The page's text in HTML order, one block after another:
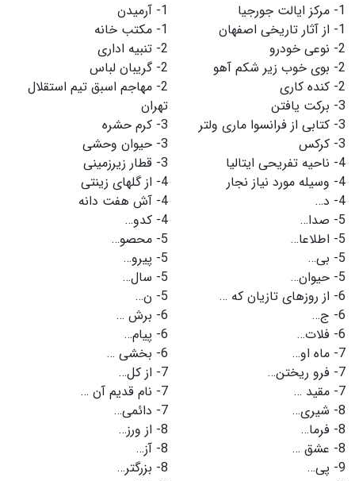
1- مرکز ایالت جورجیا
1- از آثار تاریخی اصفهان
2- نوعی خودرو
2- بوی خوب زیر شکم آهو
2- کنده کاری
3- برکت یافتن
3- کتابی از فرانسوا ماری ولتر
3- کرکس
4- ناحیه تفریحی ایتالیا
4- وسیله مورد نیاز نجار
4- د…
5- صدا…
5- اطلاعا…
5- بی…
5- حیوان…
6- از روزهای تازیان که …
6- ج…
6- فلات…
7- ماه او…
7- فرو ریختن…
7- مقید …
8- شیری…
8- فرما…
8- عشق …
9- پی…
1- آرمیدن
1- مکتب خانه
2- تنبیه اداری
2- گریبان لباس
2- مهاجم اسبق تیم استقلال
تهران
3- کرم حشره
3- حیوان وحشی
3- قطار زیرزمینی
4- از گلهای زینتی
4- آش هفت دانه
4- کدو…
5- محصو…
5- پیرو…
5- سال…
5- ن…
6- برش …
6- پیام…
6- بخشی …
7- از کل…
7- نام قدیم آن …
7- دائمی…
8- از ورز…
8- آز…
8- بزرگتر…